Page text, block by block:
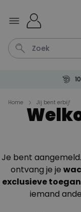
24,99 €
Home Jij bent erbij!
Je bent
ontvang je je
exclusieve
iemand